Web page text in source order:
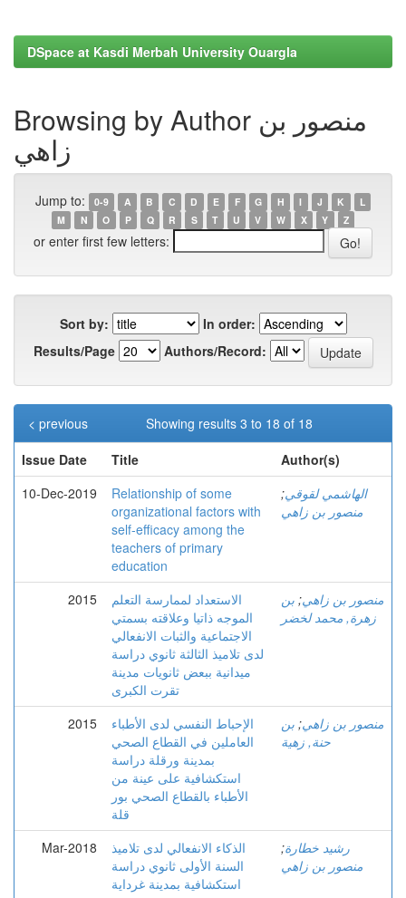
DSpace at Kasdi Merbah University Ouargla
Browsing by Author منصور بن
زاهي
Jump to: 0-9 A B C D E F G H I J K
L
M
N O P Q R S T U V W X Y Z
or enter first few letters:
Sort by:
In order:
Results/Page
Authors/Record:
Showing results 3 to 18 of 18
< previous
Issue Date
Title
Author(s)
10-Dec-2019
Relationship of some
organizational factors with
self-efficacy among the
teachers of primary
education
الهاشمي لقوقي;
منصور بن زاهي
2015
الاستعداد لممارسة التعلم
الموجه ذاتيا وعلاقته بسمتي
الاجتماعية والثبات الانفعالي
لدى تلاميذ الثالثة ثانوي دراسة
ميدانية ببعض ثانويات مدينة
تقرت الكبرى
منصور بن زاهي; بن
زهرة, محمد لخضر
2015
الإحباط النفسي لدى الأطباء
العاملين في القطاع الصحي
بمدينة ورقلة دراسة
استكشافية على عينة من
الأطباء بالقطاع الصحي بور
قلة
منصور بن زاهي; بن
حنة, زهية
Mar-2018
الذكاء الانفعالي لدى تلاميذ
السنة الأولى ثانوي دراسة
استكشافية بمدينة غرداية
رشيد خطارة;
منصور بن زاهي